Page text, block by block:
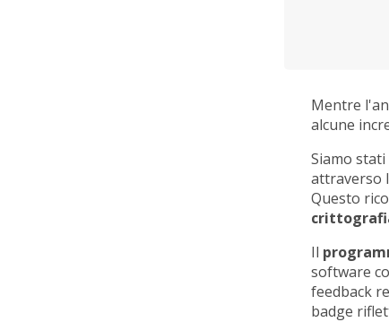
Mentre
alcune
Siamo
attraverso
Questo
Il
software
feedback
badge